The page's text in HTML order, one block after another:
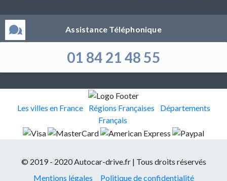
Assistance Téléphonique
01 84 21 48 55
Les villes en France Régions Françaises
Départements
Français
© 2019 - 2020 Autocar-drive.fr | Tous droits réservés
Mentions légales
Politique de confidentialité